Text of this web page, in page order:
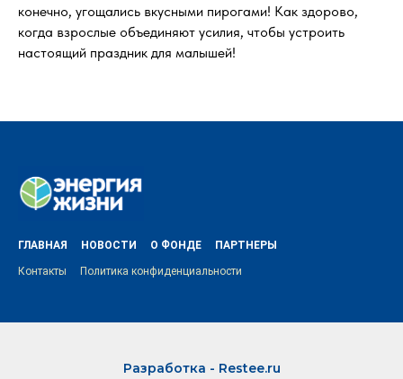
конечно, угощались вкусными пирогами! Как здорово,
когда взрослые объединяют усилия, чтобы устроить
настоящий праздник для малышей!
ГЛАВНАЯ НОВОСТИ О ФОНДЕ ПАРТНЕРЫ
Контакты Политика конфиденциальности
Разработка - Restee.ru